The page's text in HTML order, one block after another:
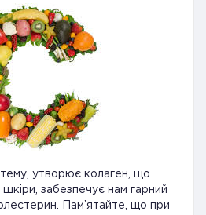
утворює колаген, що
шкіри, забезпечує нам гарний
Пам’ятайте, що при